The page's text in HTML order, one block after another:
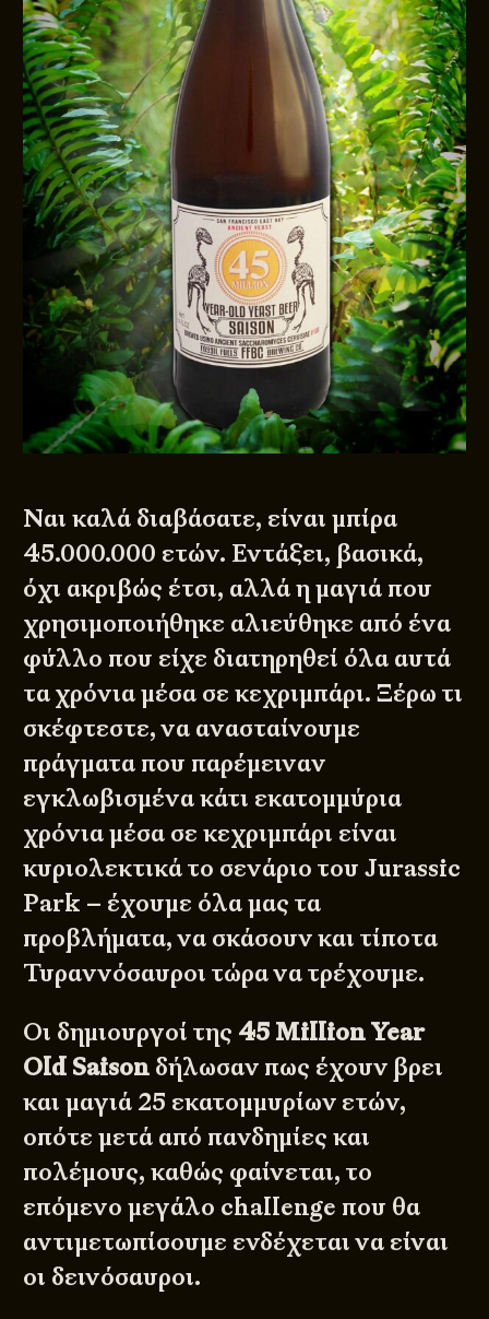
Ναι καλά διαβάσατε, είναι μπίρα
45.000.000 ετών. Εντάξει, βασικά,
όχι ακριβώς έτσι, αλλά η μαγιά που
χρησιμοποιήθηκε αλιεύθηκε από ένα
φύλλο που είχε διατηρηθεί όλα αυτά
τα χρόνια μέσα σε κεχριμπάρι. Ξέρω τι
σκέφτεστε, να ανασταίνουμε
πράγματα που παρέμειναν
εγκλωβισμένα κάτι εκατομμύρια
χρόνια μέσα σε κεχριμπάρι είναι
κυριολεκτικά το σενάριο του Jurassic
Park – έχουμε όλα μας τα
προβλήματα, να σκάσουν και τίποτα
Τυραννόσαυροι τώρα να τρέχουμε.
Οι δημιουργοί της 45 Million Year
Old Saison δήλωσαν πως έχουν βρει
και μαγιά 25 εκατομμυρίων ετών,
οπότε μετά από πανδημίες και
πολέμους, καθώς φαίνεται, το
επόμενο μεγάλο challenge που θα
αντιμετωπίσουμε ενδέχεται να είναι
οι δεινόσαυροι.